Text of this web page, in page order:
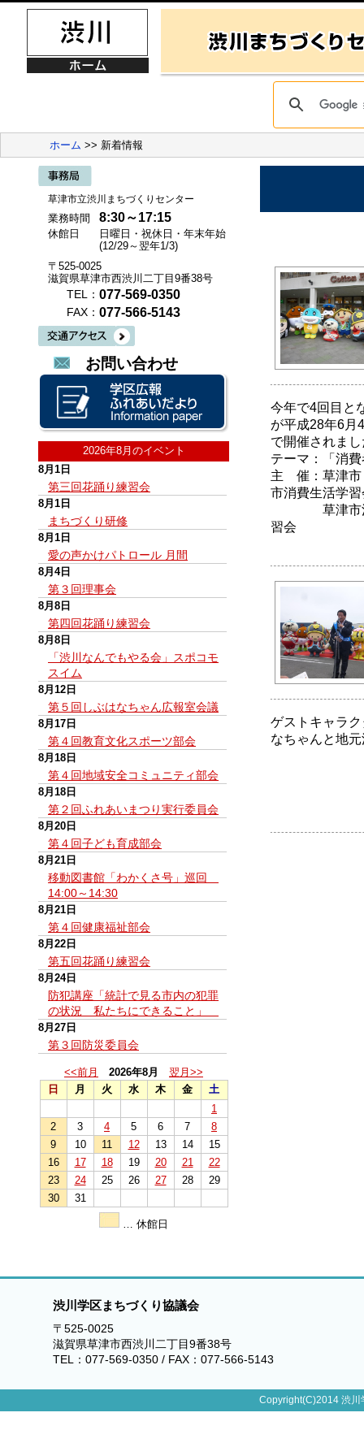
ホーム >> 新着情報
草津市立渋川まちづくりセンター
業務時間 8:30～17:15
休館日
日曜日・祝休日・年末年始
(12/29～翌年1/3)
〒525-0025
滋賀県草津市西渋川二丁目9番38号
TEL： 077-569-0350
FAX： 077-566-5143
お問い合わせ
2026年8月のイベント
8月1日
第三回花踊り練習会
8月1日
まちづくり研修
8月1日
愛の声かけパトロール 月間
8月4日
第３回理事会
8月8日
第四回花踊り練習会
8月8日
「渋川なんでもやる会」スポコモ
スイム
8月12日
第５回しぶはなちゃん広報室会議
8月17日
第４回教育文化スポーツ部会
8月18日
第４回地域安全コミュニティ部会
8月18日
第２回ふれあいまつり実行委員会
8月20日
第４回子ども育成部会
8月21日
移動図書館「わかくさ号」巡回
14:00～14:30
8月21日
第４回健康福祉部会
8月22日
第五回花踊り練習会
8月24日
防犯講座「統計で見る市内の犯罪
の状況 私たちにできること」
8月27日
第３回防災委員会
<<前月 2026年8月
翌月>>
日
月 火 水 木 金
土
1
2
3 4 5 6 7
8
9
10 11 12 13 14
15
16
17 18 19 20 21
22
23
24 25 26 27 28
29
30
31
… 休館日
今年で4回目と
が平成28年6月
で開催されま
テーマ：「消
主 催：草津市
市消費生活学
草津市消費
習会
ゲストキャラ
なちゃんと地
渋川学区まちづくり協議会
〒525-0025
滋賀県草津市西渋川二丁目9番38号
TEL：077-569-0350 / FAX：077-566-5143
Copyright(C)2014 渋川